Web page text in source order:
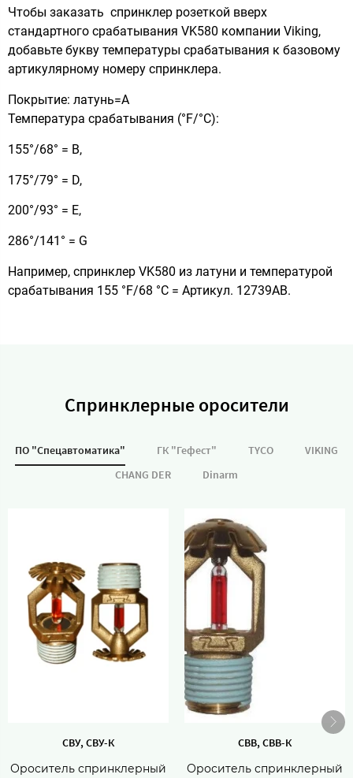
Чтобы заказать спринклер розеткой вверх
стандартного срабатывания VK580 компании Viking,
добавьте букву температуры срабатывания к базовому
артикулярному номеру спринклера.
Покрытие: латунь=А
Температура срабатывания (°F/°C):
155°/68° = B,
175°/79° = D,
200°/93° = E,
286°/141° = G
Например, спринклер VK580 из латуни и температурой
срабатывания 155 °F/68 °C = Артикул. 12739AB.
Спринклерные оросители
ПО "Спецавтоматика" ГК "Гефест" TYCO
VIKING
CHANG DER
Dinarm
СВУ, СВУ-К
Ороситель спринклерный
СВВ, СВВ-К
Ороситель спринклерный